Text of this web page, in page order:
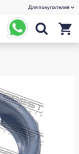
Для покупателей